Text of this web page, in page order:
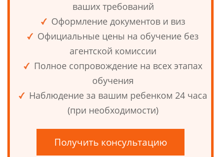
ваших требований
Оформление документов и виз
Официальные цены на обучение без
агентской комиссии
Полное сопровождение на всех этапах
обучения
Наблюдение за вашим ребенком 24 часа
(при необходимости)
Получить консультацию